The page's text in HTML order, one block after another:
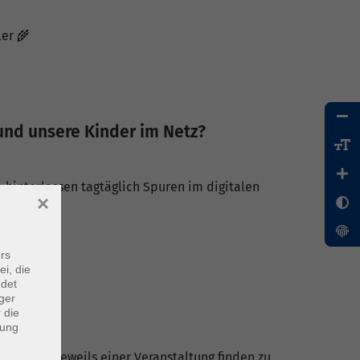
🌾
unsere Kinder im Netz?
hinterlassen tagtäglich Spuren im digitalen
die
die
×